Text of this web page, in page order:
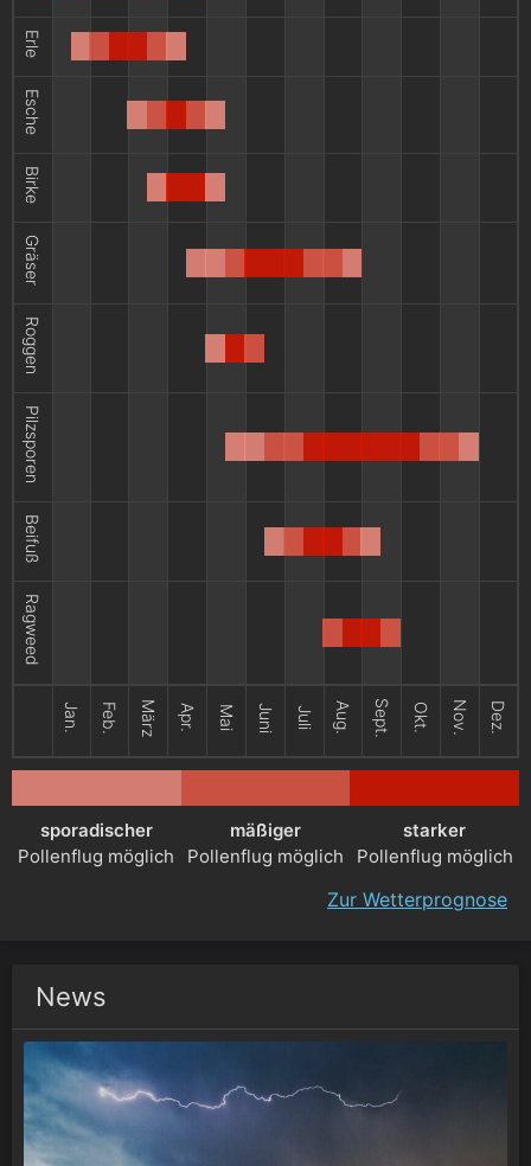
Jan. Feb. März Apr. Mai Juni Juli Aug. Sept. Okt. Nov. Dez.
Erle
Esche
Birke
Gräser
Roggen
Pilzsporen
Beifuß
Ragweed
sporadischer
Pollenflug möglich
mäßiger
Pollenflug möglich
starker
Pollenflug möglich
Zur Wetterprognose
News